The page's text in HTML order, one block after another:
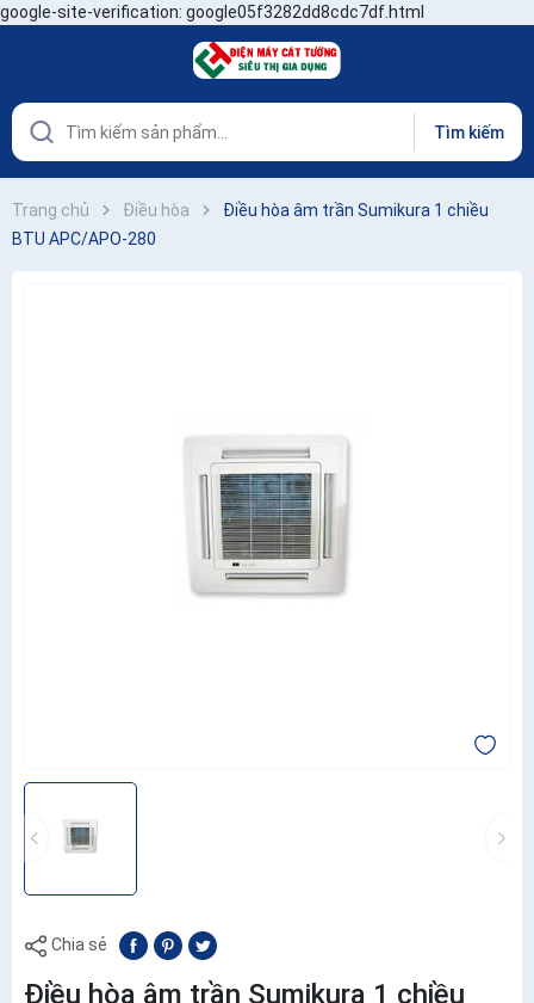
google-site-verification: google05f3282dd8cdc7df.html
Tìm kiếm
Trang chủ Điều hòa
Điều hòa âm trần Sumikura 1 chiều
BTU APC/APO-280
Chia sẻ
Điều hòa âm trần Sumikura 1 chiều